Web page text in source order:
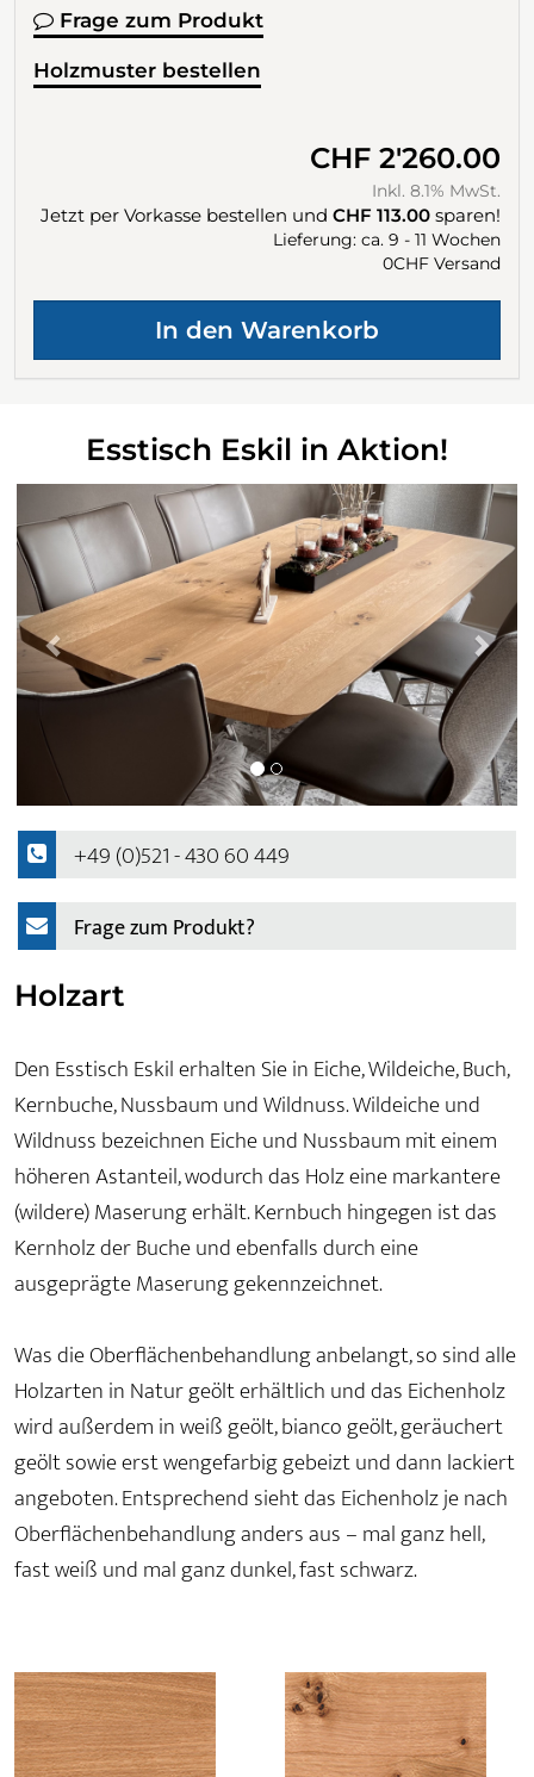
Frage zum Produkt
Holzmuster bestellen
CHF 2'260.00
Inkl. 8.1% MwSt.
Jetzt per Vorkasse bestellen und CHF 113.00 sparen!
Lieferung: ca. 9 - 11 Wochen
0CHF Versand
Esstisch Eskil in Aktion!
+49 (0)521 - 430 60 449
Frage zum Produkt?
Holzart
Den Esstisch Eskil erhalten Sie in Eiche, Wildeiche, Buch,
Kernbuche, Nussbaum und Wildnuss. Wildeiche und
Wildnuss bezeichnen Eiche und Nussbaum mit einem
höheren Astanteil, wodurch das Holz eine markantere
(wildere) Maserung erhält. Kernbuch hingegen ist das
Kernholz der Buche und ebenfalls durch eine
ausgeprägte Maserung gekennzeichnet.
Was die Oberflächenbehandlung anbelangt, so sind alle
Holzarten in Natur geölt erhältlich und das Eichenholz
wird außerdem in weiß geölt, bianco geölt, geräuchert
geölt sowie erst wengefarbig gebeizt und dann lackiert
angeboten. Entsprechend sieht das Eichenholz je nach
Oberflächenbehandlung anders aus – mal ganz hell,
fast weiß und mal ganz dunkel, fast schwarz.